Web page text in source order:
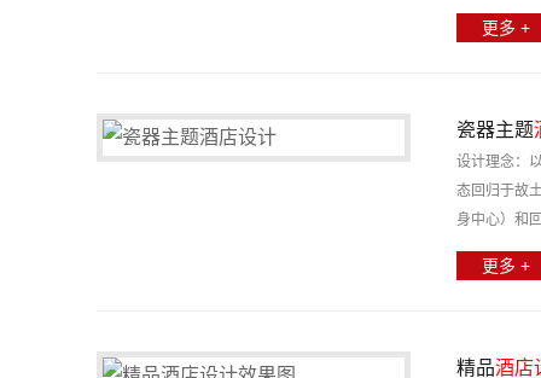
更多 +
瓷器主题
设计理念：
态回归于故
身中心）和
更多 +
精品酒店